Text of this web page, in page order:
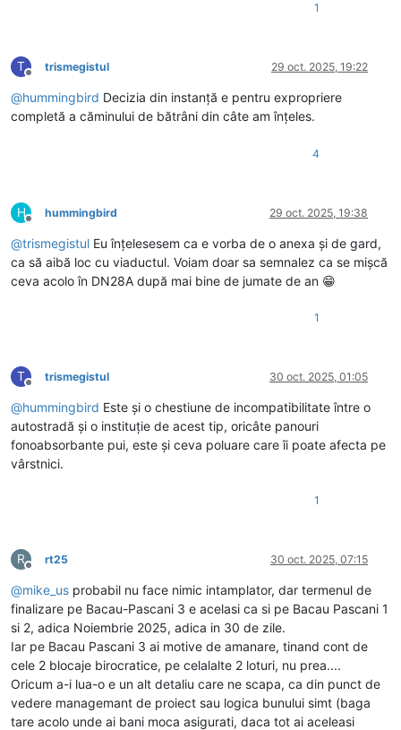
1
T
Deconectat
trismegistul 29 oct. 2025, 19:22
@hummingbird Decizia din instanță e pentru expropriere
completă a căminului de bătrâni din câte am înțeles.
4
H
Deconectat
hummingbird 29 oct. 2025, 19:38
@trismegistul Eu înțelesesem ca e vorba de o anexa și de gard,
ca să aibă loc cu viaductul. Voiam doar sa semnalez ca se mișcă
ceva acolo în DN28A după mai bine de jumate de an 😁
1
T
Deconectat
trismegistul 30 oct. 2025, 01:05
@hummingbird Este și o chestiune de incompatibilitate între o
autostradă și o instituție de acest tip, oricâte panouri
fonoabsorbante pui, este și ceva poluare care îi poate afecta pe
vârstnici.
1
R
Deconectat
rt25 30 oct. 2025, 07:15
@mike_us probabil nu face nimic intamplator, dar termenul de
finalizare pe Bacau-Pascani 3 e acelasi ca si pe Bacau Pascani 1
si 2, adica Noiembrie 2025, adica in 30 de zile.
Iar pe Bacau Pascani 3 ai motive de amanare, tinand cont de
cele 2 blocaje birocratice, pe celalalte 2 loturi, nu prea....
Oricum a-i lua-o e un alt detaliu care ne scapa, ca din punct de
vedere managemant de proiect sau logica bunului simt (baga
tare acolo unde ai bani moca asigurati, daca tot ai aceleasi